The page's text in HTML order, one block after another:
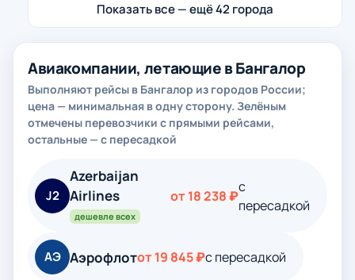
Показать все — ещё 42 города
Авиакомпании, летающие в Бангалор
Выполняют рейсы в Бангалор из городов России;
цена — минимальная в одну сторону. Зелёным
отмечены перевозчики с прямыми рейсами,
остальные — с пересадкой
J2
Azerbaijan
Airlines
дешевле всех
от 18 238 ₽
с
пересадкой
АЭ Аэрофлотот 19 845 ₽с пересадкой